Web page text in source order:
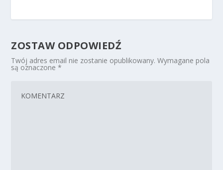
ZOSTAW ODPOWIEDŹ
Twój adres email nie zostanie opublikowany. Wymagane pola
są oznaczone*